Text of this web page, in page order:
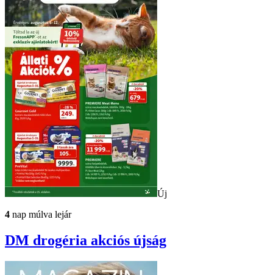
Új
4 nap múlva lejár
DM drogéria akciós újság